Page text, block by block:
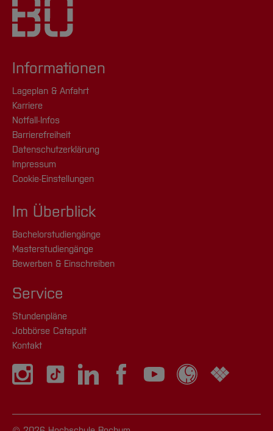
Informationen
Lageplan & Anfahrt
Karriere
Notfall-Infos
Barrierefreiheit
Datenschutzerklärung
Impressum
Cookie-Einstellungen
Im Überblick
Bachelorstudiengänge
Masterstudiengänge
Bewerben & Einschreiben
Service
Stundenpläne
Jobbörse Catapult
Kontakt